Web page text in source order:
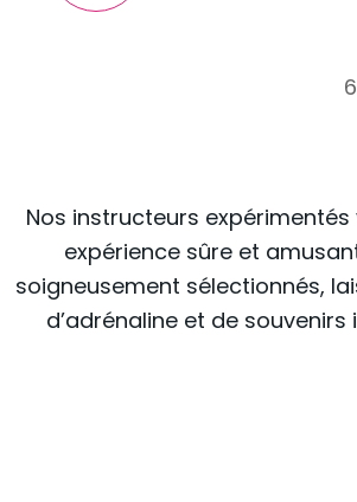
Nos instructeurs
expérience sûre et
soigneusement sélectionnés,
d’adrénaline et de